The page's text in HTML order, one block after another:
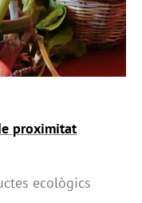
proximitat
ecològics